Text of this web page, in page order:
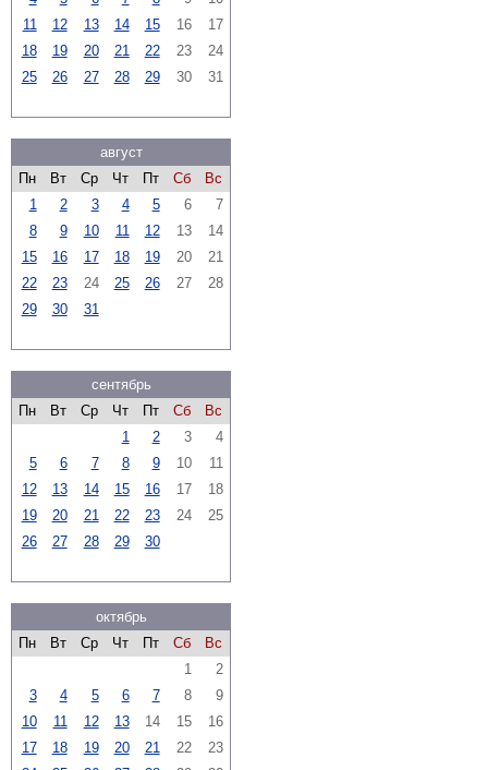
11
12 13 14 15 16
17
18
19 20 21 22 23
24
25
26 27 28 29 30 31
август
Пн
Вт Ср Чт Пт Сб
Вс
1
2 3 4 5 6
7
8
9 10 11 12 13
14
15
16 17 18 19 20
21
22
23 24 25 26 27
28
29
30 31
сентябрь
Пн
Вт Ср Чт Пт Сб
Вс
1
2 3
4
5
6 7 8 9 10
11
12
13 14 15 16 17
18
19
20 21 22 23 24
25
26
27 28 29 30
октябрь
Пн
Вт Ср Чт Пт Сб
Вс
1
2
3
4 5 6 7 8
9
10
11 12 13 14 15
16
17
18 19 20 21 22
23